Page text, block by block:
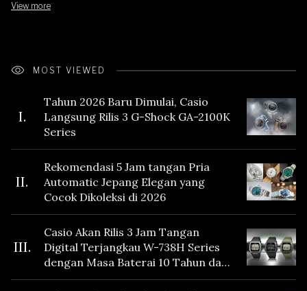
View more
MOST VIEWED
I.
Tahun 2026 Baru Dimulai, Casio
Langsung Rilis 3 G-Shock GA-2100K
Series
II.
Rekomendasi 5 Jam tangan Pria
Automatic Jepang Elegan yang
Cocok Dikoleksi di 2026
III.
Casio Akan Rilis 3 Jam Tangan
Digital Terjangkau W-738H Series
dengan Masa Baterai 10 Tahun dan
Fitur Vibration